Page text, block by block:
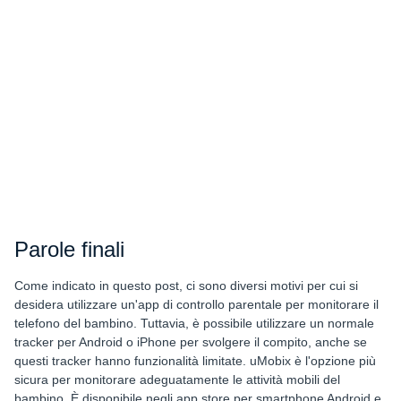
Parole finali
Come indicato in questo post, ci sono diversi motivi per cui si
desidera utilizzare un'app di controllo parentale per monitorare il
telefono del bambino. Tuttavia, è possibile utilizzare un normale
tracker per Android o iPhone per svolgere il compito, anche se
questi tracker hanno funzionalità limitate. uMobix è l'opzione più
sicura per monitorare adeguatamente le attività mobili del